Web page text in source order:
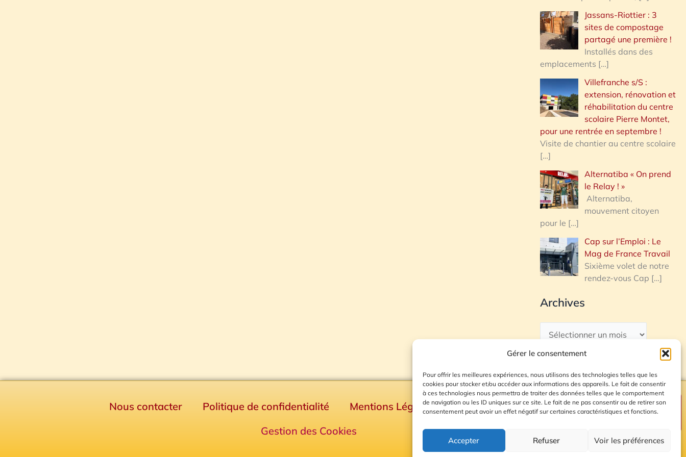
Gérer le consentement
Pour offrir les meilleures expériences, nous utilisons des technologies telles que les
cookies pour stocker et/ou accéder aux informations des appareils. Le fait de consentir
à ces technologies nous permettra de traiter des données telles que le comportement
de navigation ou les ID uniques sur ce site. Le fait de ne pas consentir ou de retirer son
consentement peut avoir un effet négatif sur certaines caractéristiques et fonctions.
Accepter Refuser Voir les préférences
Jassans-Riottier : 3
sites de compostage
partagé une première !
Installés dans des
emplacements […]
Villefranche s/S :
extension, rénovation et
réhabilitation du centre
scolaire Pierre Montet,
pour une rentrée en septembre !
Visite de chantier au centre scolaire
[…]
Alternatiba « On prend
le Relay ! »
Alternatiba,
mouvement citoyen
pour le […]
Cap sur l’Emploi : Le
Mag de France Travail
Sixième volet de notre
rendez-vous Cap […]
Archives
Nous contacter Politique de confidentialité Mentions Légales
Plan du site
Gestion des Cookies